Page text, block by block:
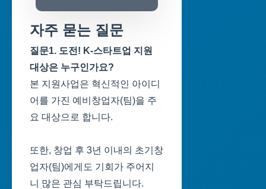
자주 묻는 질문
질문1. 도전! K-스타트업 지원
대상은 누구인가요?
본 지원사업은 혁신적인 아이디
어를 가진 예비창업자(팀)을 주
요 대상으로 합니다.
또한, 창업 후 3년 이내의 초기창
업자(팀)에게도 기회가 주어지
니 많은 관심 부탁드립니다.